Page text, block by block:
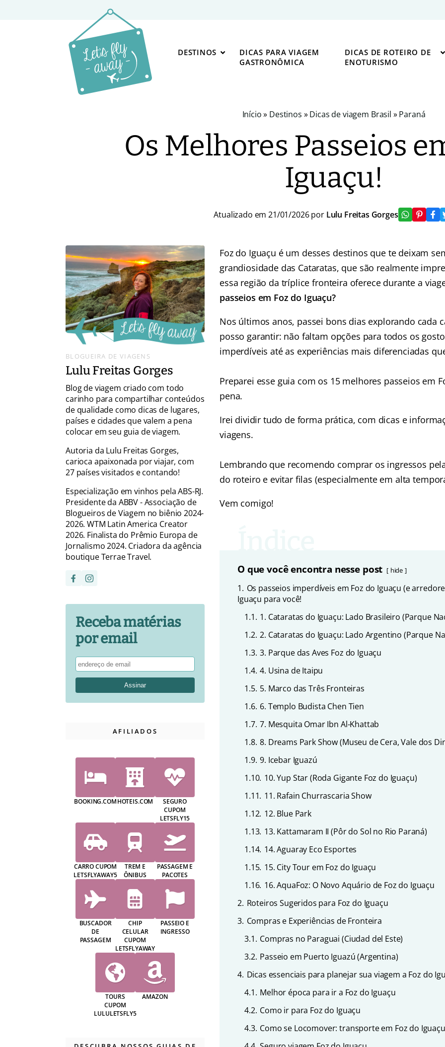
DESTINOS
DICAS PARA VIAGEM
GASTRONÔMICA
DICAS DE ROTEIRO DE
ENOTURISMO
Início» Destinos »Dicas de viagem Brasil »Paraná
Os Melhores Passeios
Iguaçu!
Atualizado em 21/01/2026 por Lulu Freitas Gorges
Foz do Iguaçu é um desses destinos que te deixam
grandiosidade das Cataratas, que são realmente
essa região da tríplice fronteira oferece durante a
passeios em Foz do Iguaçu?
Nos últimos anos, passei bons dias explorando cada
posso garantir: não faltam opções para todos os
imperdíveis até as experiências mais diferenciadas
Preparei esse guia com os 15 melhores passeios em
pena.
Irei dividir tudo de forma prática, com dicas e
viagens.
Lembrando que recomendo comprar os ingressos
do roteiro e evitar filas (especialmente em alta
Vem comigo!
O que você encontra nesse post hide
1. Os passeios imperdíveis em Foz do Iguaçu (e
Iguaçu para você!
1.1. 1. Cataratas do Iguaçu: Lado Brasileiro (Parque
1.2. 2. Cataratas do Iguaçu: Lado Argentino (Parque
1.3. 3. Parque das Aves Foz do Iguaçu
1.4. 4. Usina de Itaipu
1.5. 5. Marco das Três Fronteiras
1.6. 6. Templo Budista Chen Tien
1.7. 7. Mesquita Omar Ibn Al-Khattab
1.8. 8. Dreams Park Show (Museu de Cera, Vale dos
1.9. 9. Icebar Iguazú
1.10. 10. Yup Star (Roda Gigante Foz do Iguaçu)
1.11. 11. Rafain Churrascaria Show
1.12. 12. Blue Park
1.13. 13. Kattamaram II (Pôr do Sol no Rio Paraná)
1.14. 14. Aguaray Eco Esportes
1.15. 15. City Tour em Foz do Iguaçu
1.16. 16. AquaFoz: O Novo Aquário de Foz do Iguaçu
2. Roteiros Sugeridos para Foz do Iguaçu
3. Compras e Experiências de Fronteira
3.1. Compras no Paraguai (Ciudad del Este)
3.2. Passeio em Puerto Iguazú (Argentina)
4. Dicas essenciais para planejar sua viagem a Foz do
4.1. Melhor época para ir a Foz do Iguaçu
4.2. Como ir para Foz do Iguaçu
4.3. Como se Locomover: transporte em Foz do Iguaçu
BLOGUEIRA DE VIAGENS
Lulu Freitas Gorges
Blog de viagem criado com todo
carinho para compartilhar conteúdos
de qualidade como dicas de lugares,
países e cidades que valem a pena
colocar em seu guia de viagem.
Autoria da Lulu Freitas Gorges,
carioca apaixonada por viajar, com
27 países visitados e contando!
Especialização em vinhos pela ABS-RJ.
Presidente da ABBV - Associação de
Blogueiros de Viagem no biênio 2024-
2026. WTM Latin America Creator
2026. Finalista do Prêmio Europa de
Jornalismo 2024. Criadora da agência
boutique Terrae Travel.
Receba matérias
por email
AFILIADOS
BOOKING.COMHOTEIS.COM
SEGURO
CUPOM
LETSFLY15
CARRO CUPOM
LETSFLYAWAY5
TREM E
ÔNIBUS
PASSAGEM E
PACOTES
BUSCADOR
DE
PASSAGEM
CHIP
CELULAR
CUPOM
LETSFLYAWAY
PASSEIO E
INGRESSO
TOURS
CUPOM
LULULETSFLY5
AMAZON